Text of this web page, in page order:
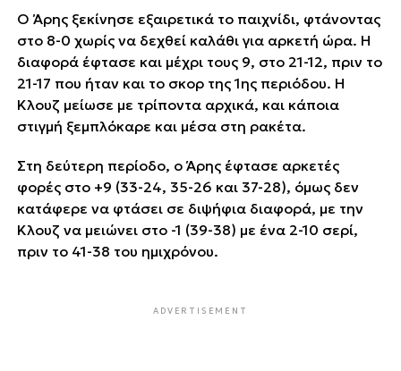
Ο Άρης ξεκίνησε εξαιρετικά το παιχνίδι, φτάνοντας
στο 8-0 χωρίς να δεχθεί καλάθι για αρκετή ώρα. Η
διαφορά έφτασε και μέχρι τους 9, στο 21-12, πριν το
21-17 που ήταν και το σκορ της 1ης περιόδου. Η
Κλουζ μείωσε με τρίποντα αρχικά, και κάποια
στιγμή ξεμπλόκαρε και μέσα στη ρακέτα.
Στη δεύτερη περίοδο, ο Άρης έφτασε αρκετές
φορές στο +9 (33-24, 35-26 και 37-28), όμως δεν
κατάφερε να φτάσει σε διψήφια διαφορά, με την
Κλουζ να μειώνει στο -1 (39-38) με ένα 2-10 σερί,
πριν το 41-38 του ημιχρόνου.
ADVERTISEMENT